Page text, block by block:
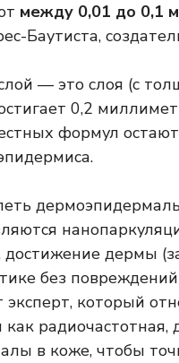
между 0,01 до 0,1
Баутиста,
— это слоя (с
0,2
формул
достижение дермы
без
который
радиочастотная,
в коже, чтобы